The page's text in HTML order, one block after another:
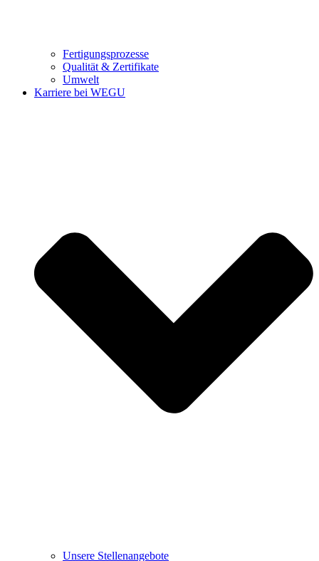
Fertigungsprozesse
Qualität & Zertifikate
Umwelt
Karriere bei WEGU
Unsere Stellenangebote